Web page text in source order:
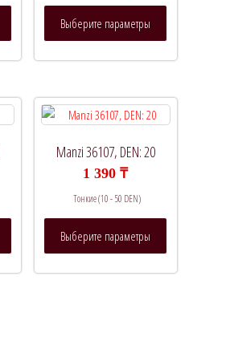
Этот
Опции
можно
Выберите параметры
Опции
можно
Этот
Manzi 36107, DEN: 20
1 390₸
Тонкие (10 - 50 DEN)
Выберите параметры